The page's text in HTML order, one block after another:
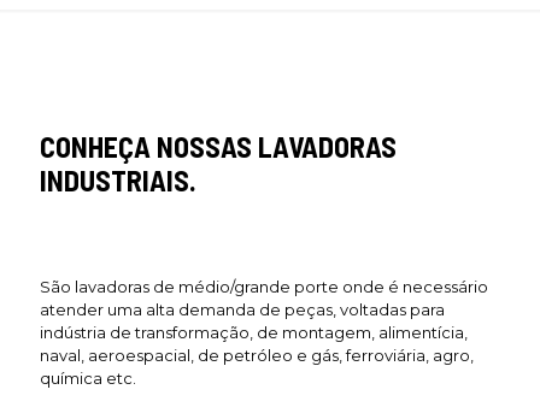
CONHEÇA NOSSAS LAVADORAS
INDUSTRIAIS.
São lavadoras de médio/grande porte onde é necessário
atender uma alta demanda de peças, voltadas para
indústria de transformação, de montagem, alimentícia,
naval, aeroespacial, de petróleo e gás, ferroviária, agro,
química etc.